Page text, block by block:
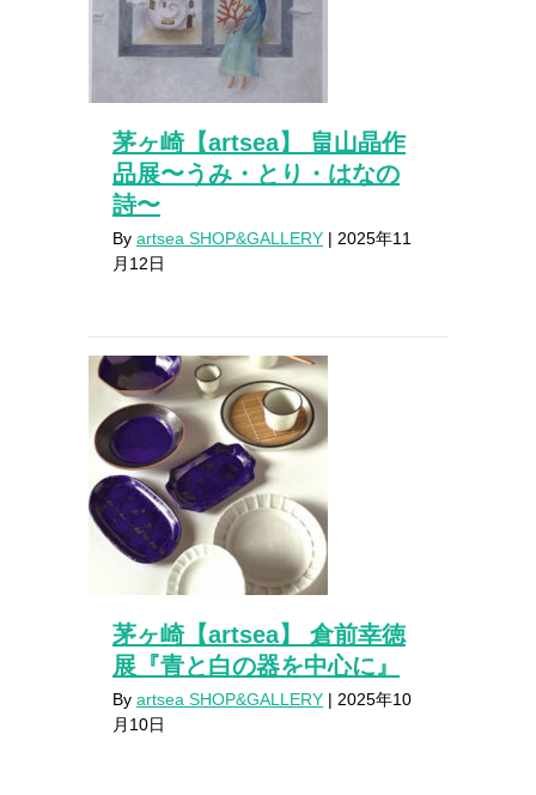
茅ヶ崎【artsea】 畠山晶作
品展〜うみ・とり・はなの
詩〜
By artsea SHOP&GALLERY | 2025年11
月12日
茅ヶ崎【artsea】 倉前幸徳
展『青と白の器を中心に』
By artsea SHOP&GALLERY | 2025年10
月10日